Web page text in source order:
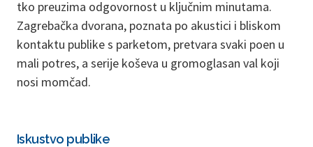
tko preuzima odgovornost u ključnim minutama.
Zagrebačka dvorana, poznata po akustici i bliskom
kontaktu publike s parketom, pretvara svaki poen u
mali potres, a serije koševa u gromoglasan val koji
nosi momčad.
Iskustvo publike